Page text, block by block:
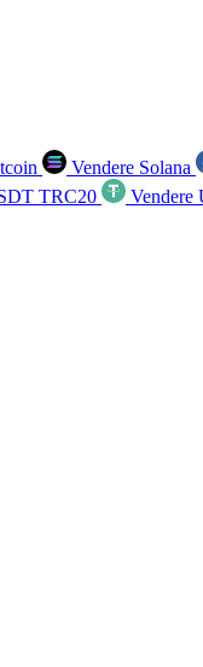
Vendere Solana
TRC20
Vendere